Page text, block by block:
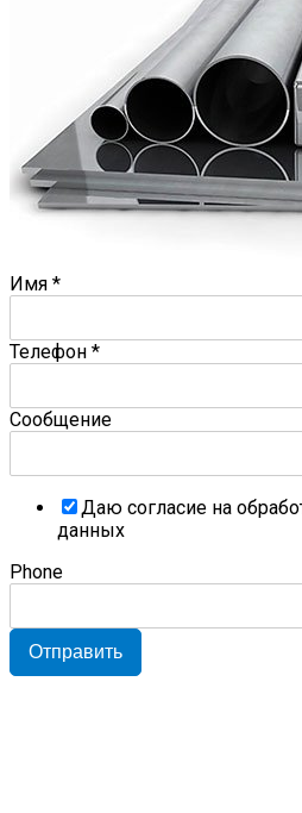
Имя *
Телефон *
Сообщение
Даю согласие на
данных
Phone
Отправить